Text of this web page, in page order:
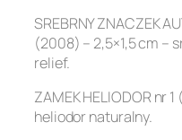
SREBRNY ZNACZEK
(2008) – 2,5×1,5 cm –
relief.
ZAMEK HELIODOR nr
heliodor naturalny.